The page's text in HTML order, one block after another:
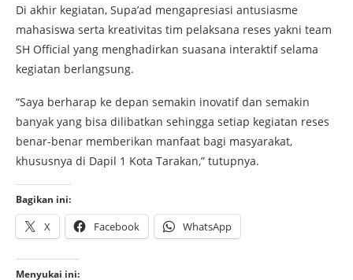
Di akhir kegiatan, Supa’ad mengapresiasi antusiasme
mahasiswa serta kreativitas tim pelaksana reses yakni team
SH Official yang menghadirkan suasana interaktif selama
kegiatan berlangsung.
“Saya berharap ke depan semakin inovatif dan semakin
banyak yang bisa dilibatkan sehingga setiap kegiatan reses
benar-benar memberikan manfaat bagi masyarakat,
khususnya di Dapil 1 Kota Tarakan,” tutupnya.
Bagikan ini:
X Facebook WhatsApp
Menyukai ini: